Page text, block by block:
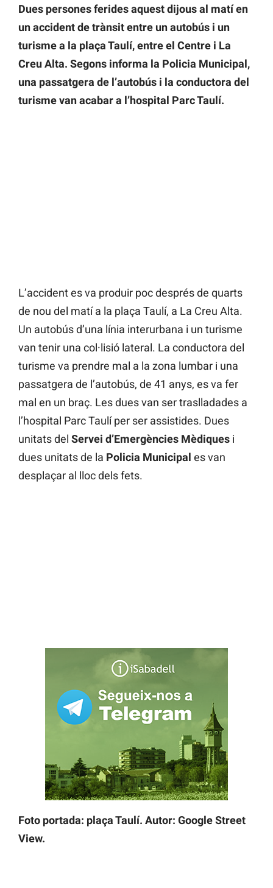
Dues persones ferides aquest dijous al matí en
un accident de trànsit entre un autobús i un
turisme a la plaça Taulí, entre el Centre i La
Creu Alta. Segons informa la Policia Municipal,
una passatgera de l’autobús i la conductora del
turisme van acabar a l’hospital Parc Taulí.
L’accident es va produir poc després de quarts
de nou del matí a la plaça Taulí, a La Creu Alta.
Un autobús d’una línia interurbana i un turisme
van tenir una col·lisió lateral. La conductora del
turisme va prendre mal a la zona lumbar i una
passatgera de l’autobús, de 41 anys, es va fer
mal en un braç. Les dues van ser traslladades a
l’hospital Parc Taulí per ser assistides. Dues
unitats del Servei d’Emergències Mèdiques i
dues unitats de la Policia Municipal es van
desplaçar al lloc dels fets.
Foto portada: plaça Taulí. Autor: Google Street
View.